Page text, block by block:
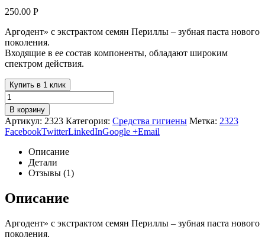
250.00 Р
Аргодент» с экстрактом семян Периллы – зубная паста нового
поколения.
Входящие в ее состав компоненты, обладают широким
спектром действия.
Купить в 1 клик
В корзину
Артикул: 2323 Категория: Средства гигиены Метка: 2323
FacebookTwitterLinkedInGoogle +Email
Описание
Детали
Отзывы (1)
Описание
Аргодент» с экстрактом семян Периллы – зубная паста нового
поколения.